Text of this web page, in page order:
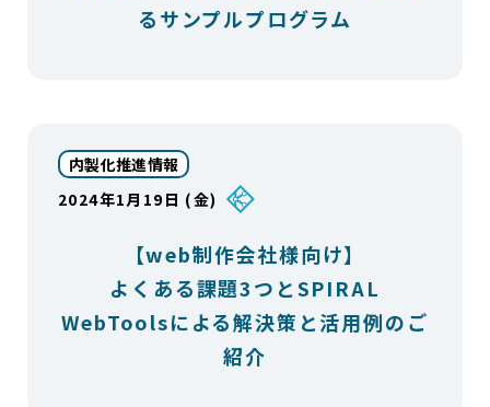
るサンプルプログラム
内製化推進情報
2024年1月19日 (金)
【web制作会社様向け】
よくある課題3つとSPIRAL
WebToolsによる解決策と活用例のご
紹介